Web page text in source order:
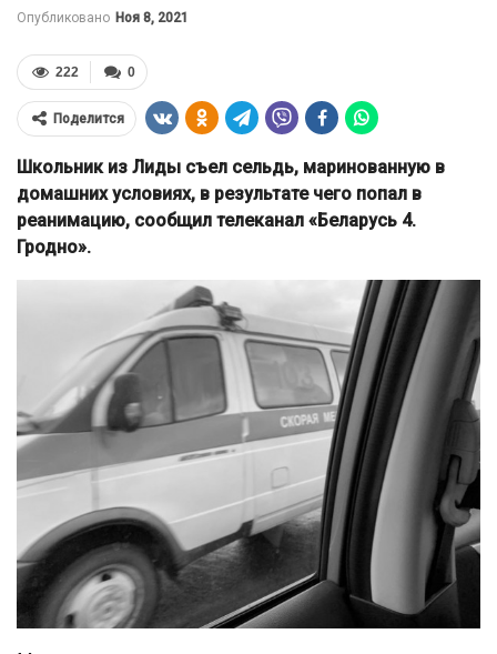
Опубликовано Ноя 8, 2021
0
222
Поделится
Школьник из Лиды съел сельдь, маринованную в
домашних условиях, в результате чего попал в
реанимацию, сообщил телеканал «Беларусь 4.
Гродно».